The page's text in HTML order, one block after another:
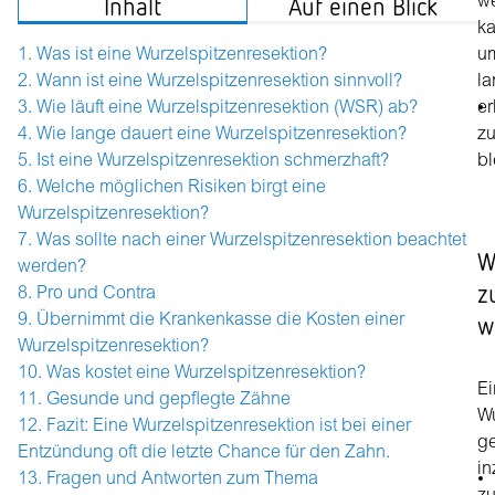
Inhalt Auf einen Blick
Was ist eine Wurzelspitzenresektion?
Wann ist eine Wurzelspitzenresektion sinnvoll?
Wie läuft eine Wurzelspitzenresektion (WSR) ab?
Wie lange dauert eine Wurzelspitzenresektion?
Ist eine Wurzelspitzenresektion schmerzhaft?
Welche möglichen Risiken birgt eine
Wurzelspitzenresektion?
Was sollte nach einer Wurzelspitzenresektion beachtet
werden?
Pro und Contra
Übernimmt die Krankenkasse die Kosten einer
Wurzelspitzenresektion?
Was kostet eine Wurzelspitzenresektion?
Gesunde und gepflegte Zähne
Fazit: Eine Wurzelspitzenresektion ist bei einer
Entzündung oft die letzte Chance für den Zahn.
Fragen und Antworten zum Thema
zu